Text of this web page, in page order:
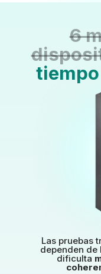
6
tiempo
Las pruebas
dependen de
dificulta